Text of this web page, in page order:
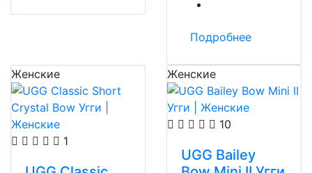
Подробнее
Женские
1
Женские
10
UGG Bailey